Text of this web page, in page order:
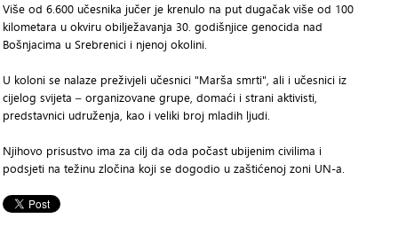
Više od 6.600 učesnika jučer je krenulo na put dugačak više od 100
kilometara u okviru obilježavanja 30. godišnjice genocida nad
Bošnjacima u Srebrenici i njenoj okolini.
U koloni se nalaze preživjeli učesnici "Marša smrti", ali i učesnici iz
cijelog svijeta – organizovane grupe, domaći i strani aktivisti,
predstavnici udruženja, kao i veliki broj mladih ljudi.
Njihovo prisustvo ima za cilj da oda počast ubijenim civilima i
podsjeti na težinu zločina koji se dogodio u zaštićenoj zoni UN-a.